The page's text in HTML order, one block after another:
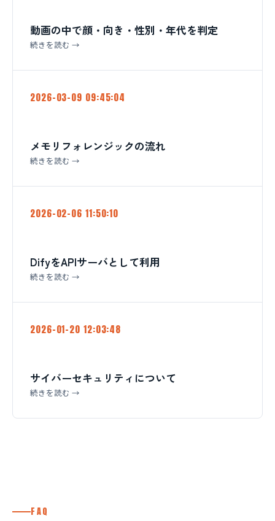
動画の中で顔・向き・性別・年代を判定
続きを読む →
2026-03-09 09:45:04
メモリフォレンジックの流れ
続きを読む →
2026-02-06 11:50:10
DifyをAPIサーバとして利用
続きを読む →
2026-01-20 12:03:48
サイバーセキュリティについて
続きを読む →
FAQ